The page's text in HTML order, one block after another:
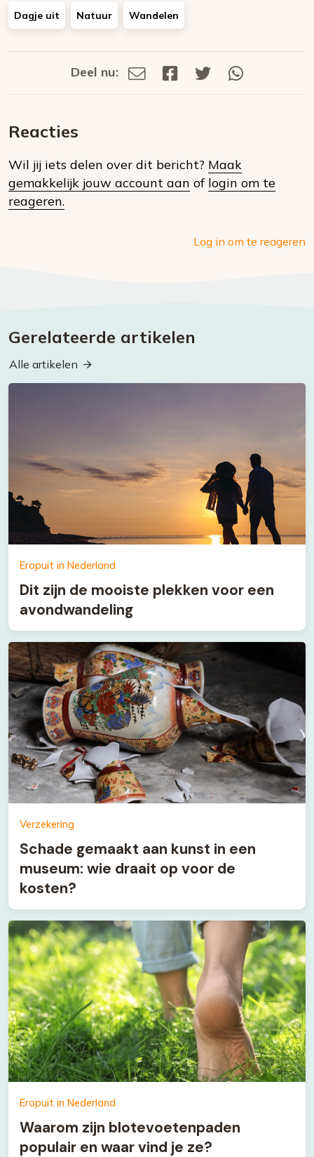
Dagje uit Natuur Wandelen
Deel
social
Deel nu:
Deel
Deel
Deel
Reacties
Wil jij iets delen over dit bericht? Maak
gemakkelijk jouw account aan of login om te
reageren.
Log in om te reageren
Gerelateerde artikelen
Alle artikelen
Eropuit in Nederland
Dit zijn de mooiste plekken voor een
avondwandeling
Verzekering
Schade gemaakt aan kunst in een
museum: wie draait op voor de
kosten?
Eropuit in Nederland
Waarom zijn blotevoetenpaden
populair en waar vind je ze?